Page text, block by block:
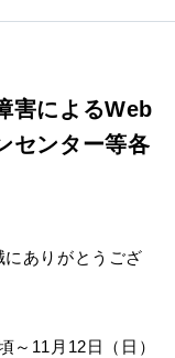
害によるWeb
センター等各
ありがとうござ
～11月12日（日）